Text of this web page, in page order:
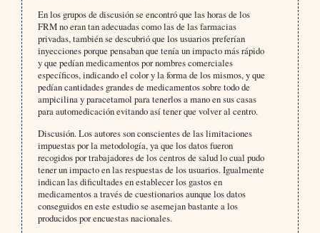
En los grupos de discusión se encontró que las horas de los
FRM no eran tan adecuadas como las de las farmacias
privadas, también se descubrió que los usuarios preferían
inyecciones porque pensaban que tenía un impacto más rápido
y que pedían medicamentos por nombres comerciales
específicos, indicando el color y la forma de los mismos, y que
pedían cantidades grandes de medicamentos sobre todo de
ampicilina y paracetamol para tenerlos a mano en sus casas
para automedicación evitando así tener que volver al centro.
Discusión. Los autores son conscientes de las limitaciones
impuestas por la metodología, ya que los datos fueron
recogidos por trabajadores de los centros de salud lo cual pudo
tener un impacto en las respuestas de los usuarios. Igualmente
indican las dificultades en establecer los gastos en
medicamentos a través de cuestionarios aunque los datos
conseguidos en este estudio se asemejan bastante a los
producidos por encuestas nacionales.